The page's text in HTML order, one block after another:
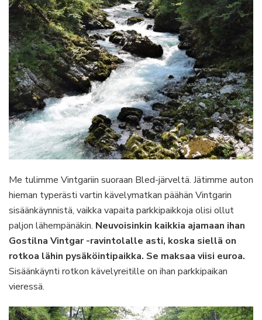
Me tulimme Vintgariin suoraan Bled-järveltä. Jätimme auton
hieman typerästi vartin kävelymatkan päähän Vintgarin
sisäänkäynnistä, vaikka vapaita parkkipaikkoja olisi ollut
paljon lähempänäkin. Neuvoisinkin kaikkia ajamaan ihan
Gostilna Vintgar -ravintolalle asti, koska siellä on
rotkoa lähin pysäköintipaikka. Se maksaa viisi euroa.
Sisäänkäynti rotkon kävelyreitille on ihan parkkipaikan
vieressä.